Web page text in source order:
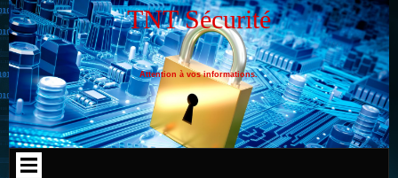
Aller
au
contenu
TNT Sécurité
Attention à vos informations.